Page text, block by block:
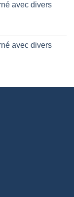
avec divers
avec divers